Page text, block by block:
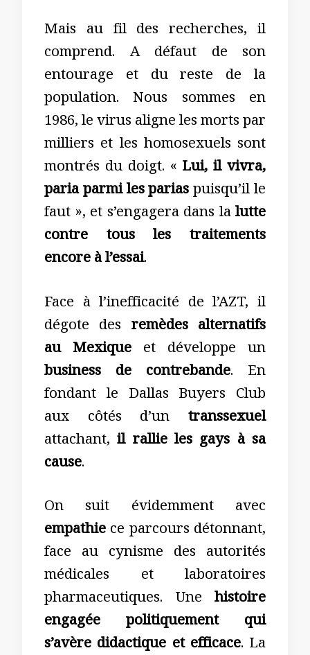
Mais au fil des recherches, il
comprend. A défaut de son
entourage et du reste de la
population. Nous sommes en
1986, le virus aligne les morts par
milliers et les homosexuels sont
montrés du doigt. « Lui, il vivra,
paria parmi les pariaspuisqu’il le
faut », et s’engagera dans lalutte
contre tous les traitements
encore à l’essai.
Face à l’inefficacité de l’AZT, il
dégote des remèdes alternatifs
au Mexique et développe un
business de contrebande. En
fondant le Dallas Buyers Club
aux côtés d’un transsexuel
attachant,il rallie les gays à sa
cause.
On suit évidemment avec
empathie ce parcours détonnant,
face au cynisme des autorités
médicales et laboratoires
pharmaceutiques. Une histoire
engagée politiquement qui
s’avère didactique et efficace. La